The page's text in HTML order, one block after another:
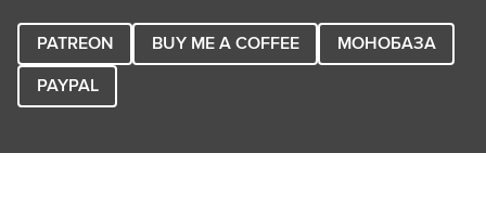
PATREON BUY ME A COFFEE
МОНОБАЗА
PAYPAL